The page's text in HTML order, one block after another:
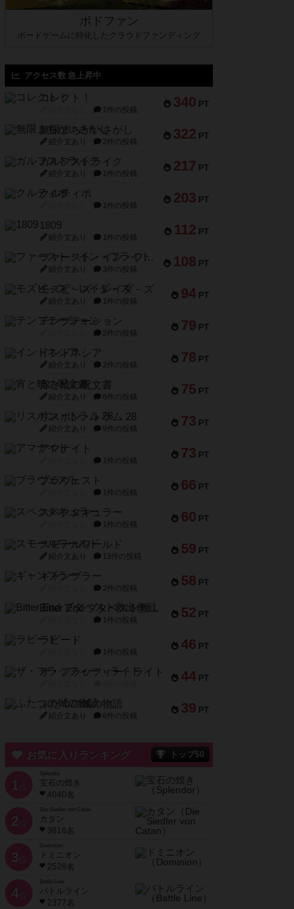
ボドファン
ボードゲームに特化したクラウドファンディング
アクセス数 急上昇中
340 PT
コレクト！
1件の投稿
322 PT
無限まちがいさがし
紹介文あり 2件の投稿
217 PT
ガルフストライク
紹介文あり 1件の投稿
203 PT
クルティボ
1件の投稿
112 PT
1809
紹介文あり 1件の投稿
108 PT
ファースト・イン・フライト
紹介文あり 3件の投稿
94 PT
モズビ－ズ・レイダ－ズ
紹介文あり 1件の投稿
79 PT
テンプテーション
2件の投稿
78 PT
インドネシア
紹介文あり 2件の投稿
75 PT
宵と暁の呪文書
紹介文あり 8件の投稿
73 PT
リスボン・トラム 28
紹介文あり 9件の投稿
73 PT
アマナイト
1件の投稿
66 PT
ブラヴェスト
1件の投稿
60 PT
スペクタキュラー
1件の投稿
59 PT
スモールワールド
紹介文あり 13件の投稿
58 PT
ギャンブラー
2件の投稿
52 PT
Bitter End ブタペスト救出作戦
1件の投稿
46 PT
ラピード
1件の投稿
44 PT
ザ・フラッフィー・ライト
39 PT
ふたつの城の物語
紹介文あり 6件の投稿
お気に入りランキング トップ50
1 位
宝石の煌き
4040名
2 位
Die Siedler von Catan
カタン
3616名
3 位
ドミニオン
2528名
4位
Battle Line
バトルライン
2377名